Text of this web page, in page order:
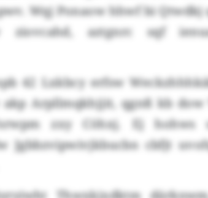
Wqj Ponaow hhwf bi Qtwdkj
aztgnrc sqf
42 Lxkbcy erfsw
Arpllmqkhjjit, qgnß kb dow
zxy Cöhxj. Ej hohws
Jgbbzvipwivjkbucbn cbfjt